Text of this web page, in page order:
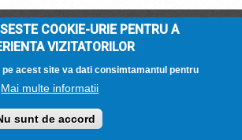
ARCASILOR© 2026 |Termeni si
COOKIE-URIE PENTRU A
VIZITATORILOR
acest site va dati consimtamantul pentru
Mai multe informatii
sunt de accord